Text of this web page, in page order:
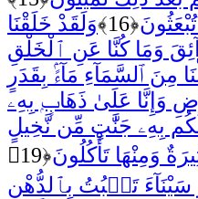
﴿16﴾
وَلَقَدْ خَلَقْنَا
وَمَا كُنَّا عَنِ ٱلْخَلْقِ
مِنَ ٱلسَّمَآءِ مَآءًۢ بِقَدَرٍ
وَإِنَّا عَلَىٰ ذَهَابٍۭ بِهِۦ
لَكُم بِهِۦ جَنَّٰتٍ مِّن نَّخِيلٍ
وَمِنْهَا تَأْكُلُونَ﴿19﴾
تَنۢبُتُ بِٱلدُّهْنِ